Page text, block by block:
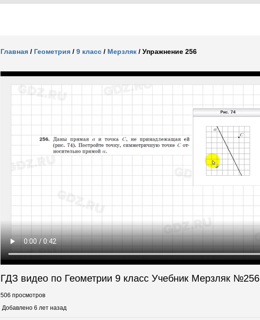
Главная / Геометрия / 9 класс / Мерзляк / Упражнение 256
ГДЗ видео по Геометрии 9 класс Учебник Мерзляк №256
506 просмотров
Добавлено 6 лет назад